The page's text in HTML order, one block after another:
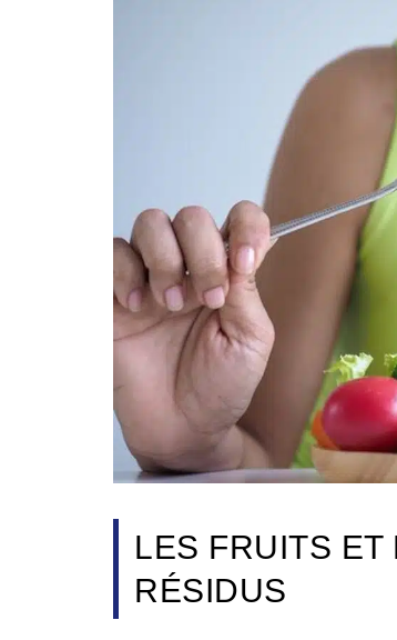
LES FRUITS
RÉSIDUS